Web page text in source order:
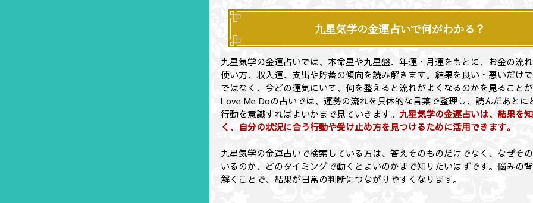
九星気学の金運占いで何がわかる？
九星気学の金運占いでは、本命星や九星盤、年運・月運をもとに、お金の流
使い方、収入運、支出や貯蓄の傾向を読み解きます。結果を良い・悪いだけ
ではなく、今どの運気にいて、何を整えると流れがよくなるのかを見ること
Love Me Doの占いでは、運勢の流れを具体的な言葉で整理し、読んだあとに
行動を意識すればよいかまで見ていきます。 九星気学の金運占いは、結果を
く、自分の状況に合う行動や受け止め方を見つけるために活用できます。
九星気学の金運占いで検索している方は、答えそのものだけでなく、なぜそ
いるのか、どのタイミングで動くとよいのかまで知りたいはずです。悩みの
解くことで、結果が日常の判断につながりやすくなります。